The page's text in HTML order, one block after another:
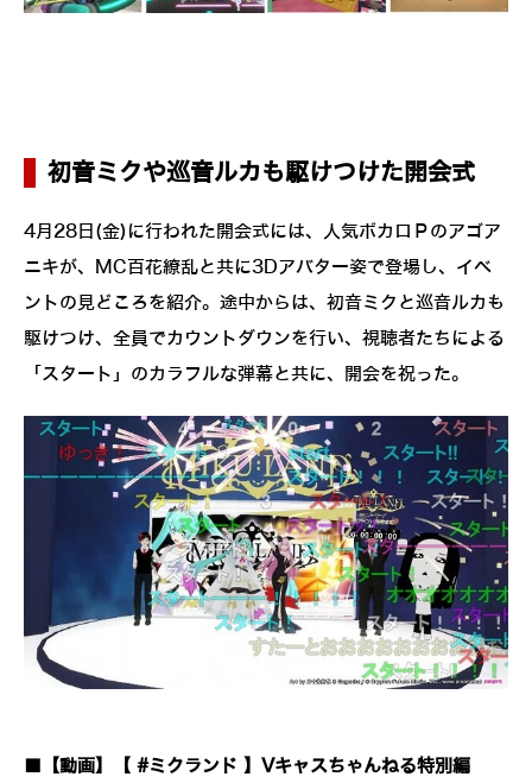
初音ミクや巡音ルカも駆けつけた開会式
4月28日(金)に行われた開会式には、人気ボカロＰのアゴア
ニキが、MC百花繚乱と共に3Dアバター姿で登場し、イベ
ントの見どころを紹介。途中からは、初音ミクと巡音ルカも
駆けつけ、全員でカウントダウンを行い、視聴者たちによる
「スタート」のカラフルな弾幕と共に、開会を祝った。
■【動画】【 #ミクランド 】Vキャスちゃんねる特別編